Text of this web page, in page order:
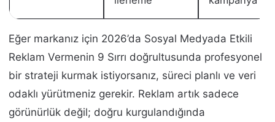
Eğer markanız için 2026’da Sosyal Medyada Etkili
Reklam Vermenin 9 Sırrı doğrultusunda profesyonel
bir strateji kurmak istiyorsanız, süreci planlı ve veri
odaklı yürütmeniz gerekir. Reklam artık sadece
görünürlük değil; doğru kurgulandığında